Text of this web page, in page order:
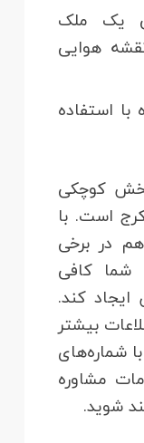
یک ملک
هوایی
استفاده
کوچکی
است. با
در برخی
شما کافی
ایجاد کند.
بیشتر
شماره‌های
مشاوره
شوید.